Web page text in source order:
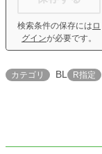
検索条件の保存には ロ
グインが必要です。
カテゴリ BL R指定